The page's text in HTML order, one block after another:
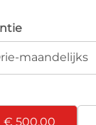
maandelijks
€ 500,00